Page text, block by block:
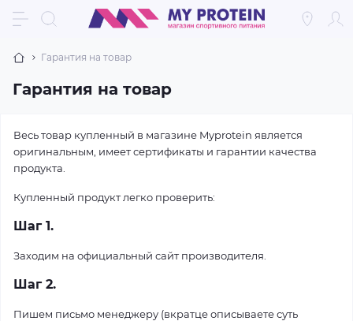
Гарантия на товар
Гарантия на товар
Весь товар купленный в магазине Myprotein является
оригинальным, имеет сертификаты и гарантии качества
продукта.
Купленный продукт легко проверить:
Шаг 1.
Заходим на официальный сайт производителя.
Шаг 2.
Пишем письмо менеджеру (вкратце описываете суть